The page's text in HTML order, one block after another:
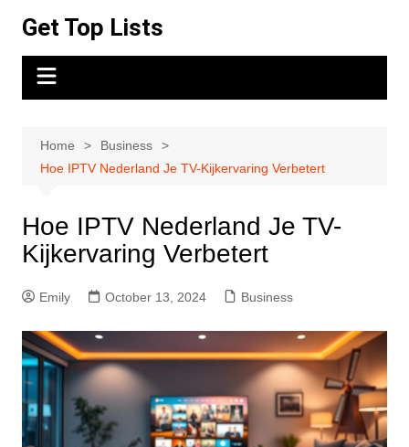
content
Get Top Lists
Home
Business
Hoe IPTV Nederland Je TV-Kijkervaring Verbetert
Hoe IPTV Nederland Je TV-
Kijkervaring Verbetert
Emily October 13, 2024 Business